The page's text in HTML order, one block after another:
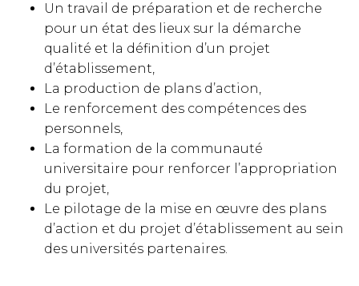
Un travail de préparation et de recherche
pour un état des lieux sur la démarche
qualité et la définition d’un projet
d’établissement,
La production de plans d’action,
Le renforcement des compétences des
personnels,
La formation de la communauté
universitaire pour renforcer l’appropriation
du projet,
Le pilotage de la mise en œuvre des plans
d’action et du projet d’établissement au sein
des universités partenaires.